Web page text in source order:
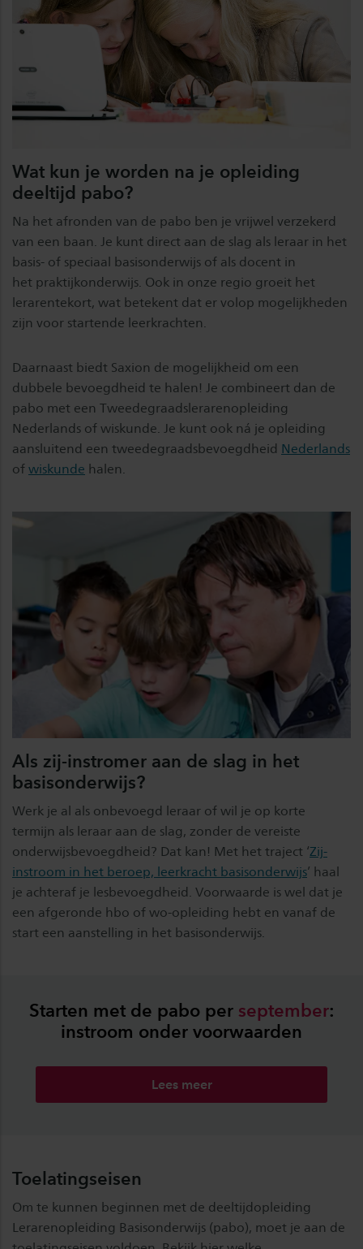
Wat kun je worden na je opleiding
deeltijd pabo?
Na het afronden van de pabo ben je vrijwel verzekerd
van een baan. Je kunt direct aan de slag als leraar in het
basis- of speciaal basisonderwijs of als docent in
het praktijkonderwijs. Ook in onze regio groeit het
lerarentekort, wat betekent dat er volop mogelijkheden
zijn voor startende leerkrachten.
Daarnaast biedt Saxion de mogelijkheid om een
dubbele bevoegdheid te halen! Je combineert dan de
pabo met een Tweedegraadslerarenopleiding
Nederlands of wiskunde. Je kunt ook ná je opleiding
aansluitend een tweedegraadsbevoegdheid Nederlands
of wiskunde halen.
Als zij-instromer aan de slag in het
basisonderwijs?
Werk je al als onbevoegd leraar of wil je op korte
termijn als leraar aan de slag, zonder de vereiste
onderwijsbevoegdheid? Dat kan! Met het traject ‘Zij-
instroom in het beroep, leerkracht basisonderwijs’ haal
je achteraf je lesbevoegdheid. Voorwaarde is wel dat je
een afgeronde hbo of wo-opleiding hebt en vanaf de
start een aanstelling in het basisonderwijs.
Starten met de pabo per september:
instroom onder voorwaarden
Lees meer
Toelatingseisen
Om te kunnen beginnen met de deeltijdopleiding
Lerarenopleiding Basisonderwijs (pabo), moet je aan de